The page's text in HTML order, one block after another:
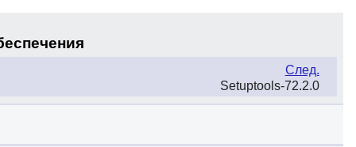
След.
Setuptools-72.2.0